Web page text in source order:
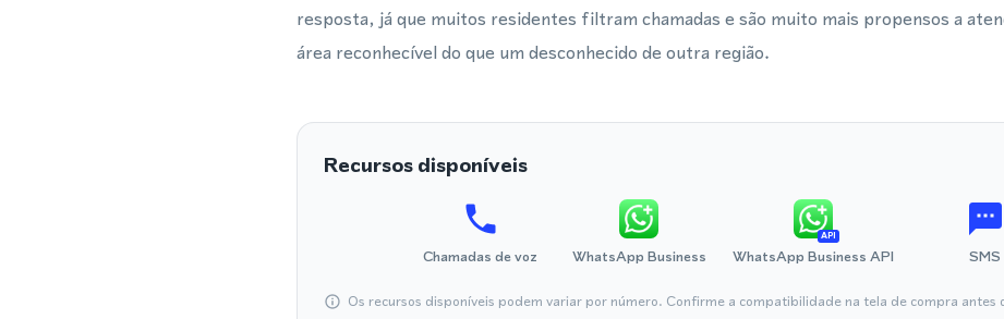
resposta, já que muitos residentes filtram chamadas e são muito mais propensos a
área reconhecível do que um desconhecido de outra região.
Recursos disponíveis
Chamadas de voz WhatsApp Business
API
WhatsApp Business API SMS
Os recursos disponíveis podem variar por número. Confirme a compatibilidade na tela de compra antes